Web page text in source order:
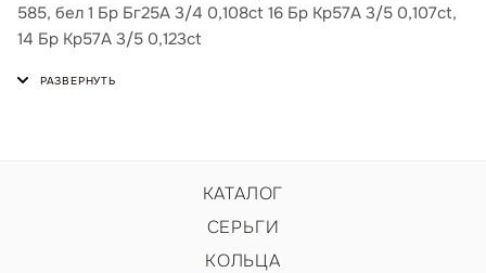
585, бел 1 Бр Бг25А 3/4 0,108ct 16 Бр Кр57А 3/5 0,107ct,
14 Бр Кр57А 3/5 0,123ct
КАТАЛОГ
СЕРЬГИ
КОЛЬЦА